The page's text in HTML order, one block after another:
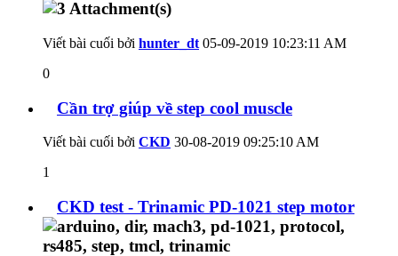
Viết bài cuối bởi hunter_dt 05-09-2019 10:23:11 AM
0
Cần trợ giúp về step cool muscle
Viết bài cuối bởi CKD 30-08-2019 09:25:10 AM
1
CKD test - Trinamic PD-1021 step motor